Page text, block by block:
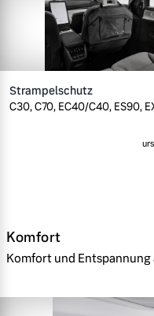
Strampelschutz
C30, C70, EC40/C40, ES90,
Komfort
Komfort und Entspannung